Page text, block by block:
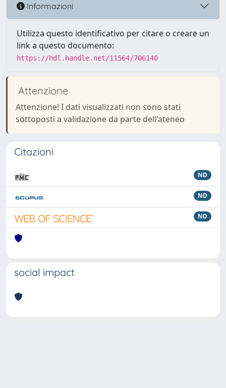
Informazioni
Utilizza questo identificativo per citare o creare un
link a questo documento:
https://hdl.handle.net/11564/706140
Attenzione
Attenzione! I dati visualizzati non sono stati
sottoposti a validazione da parte dell'ateneo
Citazioni
ND
ND
ND
social impact